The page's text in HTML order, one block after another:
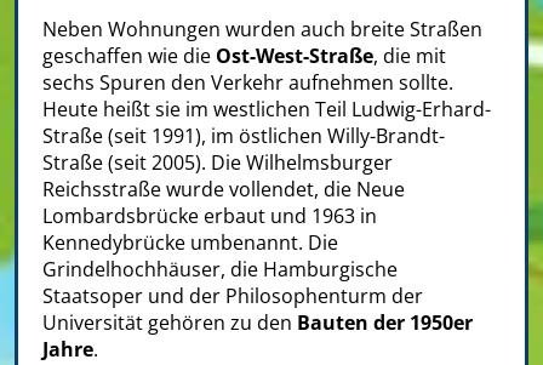
Neben Wohnungen wurden auch breite Straßen
geschaffen wie die Ost-West-Straße, die mit
sechs Spuren den Verkehr aufnehmen sollte.
Heute heißt sie im westlichen Teil Ludwig-Erhard-
Straße (seit 1991), im östlichen Willy-Brandt-
Straße (seit 2005). Die Wilhelmsburger
Reichsstraße wurde vollendet, die Neue
Lombardsbrücke erbaut und 1963 in
Kennedybrücke umbenannt. Die
Grindelhochhäuser, die Hamburgische
Staatsoper und der Philosophenturm der
Universität gehören zu den Bauten der 1950er
Jahre.